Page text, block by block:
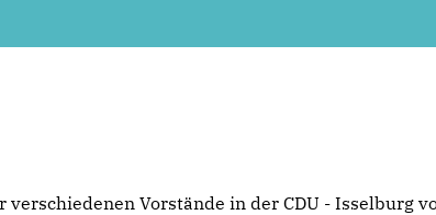
Vorstände in der CDU - Isselburg